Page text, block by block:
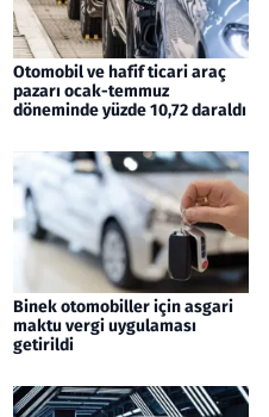
Otomobil ve hafif ticari araç
pazarı ocak-temmuz
döneminde yüzde 10,72 daraldı
Binek otomobiller için asgari
maktu vergi uygulaması
getirildi